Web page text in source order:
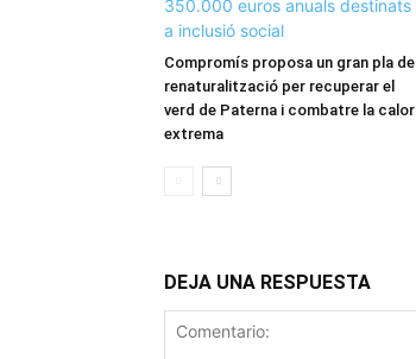
Compromís proposa un gran pla de
renaturalització per recuperar el
verd de Paterna i combatre la calor
extrema
DEJA UNA RESPUESTA